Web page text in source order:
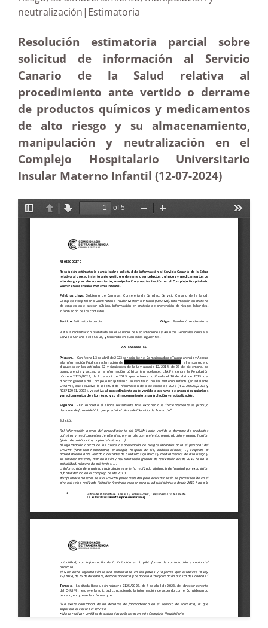
neutralización|Estimatoria
Resolución estimatoria parcial sobre
solicitud de información al Servicio
Canario de la Salud relativa al
procedimiento ante vertido o derrame
de productos químicos y medicamentos
de alto riesgo y su almacenamiento,
manipulación y neutralización en el
Complejo Hospitalario Universitario
Insular Materno Infantil (12-07-2024)